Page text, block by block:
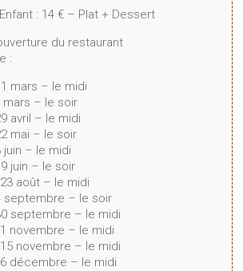
: 14 € – Plat + Dessert
du restaurant
:
mars – le midi
mars – le soir
avril – le midi
mai – le soir
juin – le midi
juin – le soir
août – le midi
septembre – le soir
septembre – le midi
novembre – le midi
novembre – le midi
6 décembre – le midi